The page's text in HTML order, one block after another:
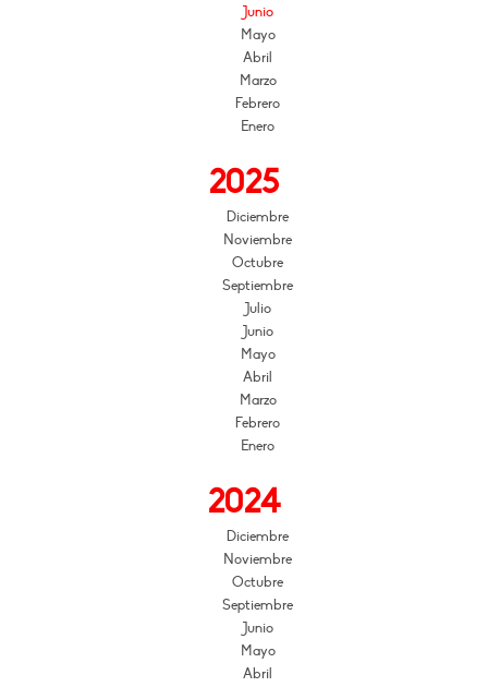
Junio
Mayo
Abril
Marzo
Febrero
Enero
2025
Diciembre
Noviembre
Octubre
Septiembre
Julio
Junio
Mayo
Abril
Marzo
Febrero
Enero
2024
Diciembre
Noviembre
Octubre
Septiembre
Junio
Mayo
Abril